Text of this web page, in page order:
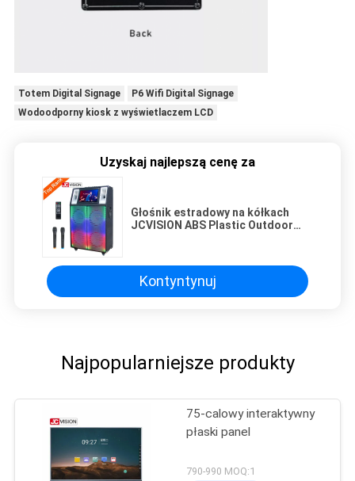
Totem Digital Signage
P6 Wifi Digital Signage
Wodoodporny kiosk z wyświetlaczem LCD
Uzyskaj najlepszą cenę za
Głośnik estradowy na kółkach
JCVISION ABS Plastic Outdoor
Kontyntynuj
Najpopularniejsze produkty
75-calowy interaktywny
płaski panel
790-990 MOQ:1